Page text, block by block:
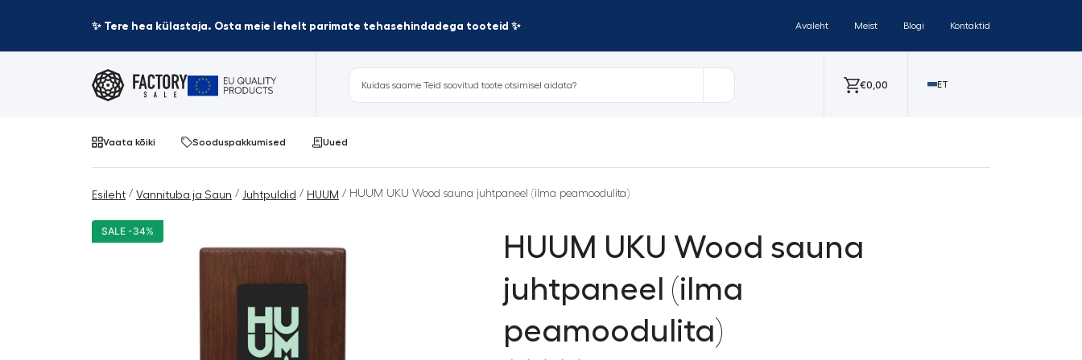
✨ Tere hea külastaja. Osta meie lehelt parimate tehasehindadega tooteid ✨ Avaleht Meist Blogi Kontaktid
€0,00 ET
Vaata kõiki Sooduspakkumised Uued
Esileht / Vannituba ja Saun / Juhtpuldid / HUUM / HUUM UKU Wood sauna juhtpaneel (ilma peamoodulita)
SALE -34%
HUUM UKU Wood sauna
juhtpaneel (ilma
peamoodulita)